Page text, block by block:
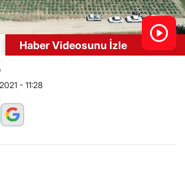
Haber Videosunu İzle
- 11:28